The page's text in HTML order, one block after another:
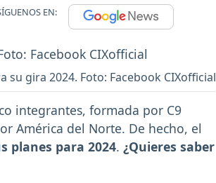
EN:
su gira 2024. Foto: Facebook CIXofficial
integrantes, formada por C9
América del Norte. De hecho, el
planes para 2024. ¿Quieres saber